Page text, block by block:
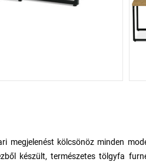
megjelenést kölcsönöz minden
készült, természetes tölgyfa